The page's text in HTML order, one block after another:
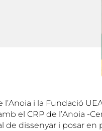
l’Anoia i la Fundació
el CRP de l’Anoia -
de dissenyar i posar